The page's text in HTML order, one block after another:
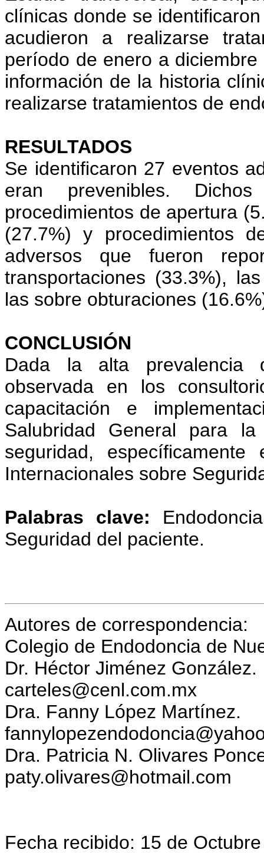
clínicas donde se
acudieron a realizarse
período de enero a
información de la historia
realizarse tratamientos de
RESULTADOS
Se identificaron 27 eventos
eran prevenibles.
procedimientos de apertura
(27.7%) y procedimientos
adversos que fueron
transportaciones (33.3%),
las sobre obturaciones
CONCLUSIÓN
Dada la alta prevalencia
observada en los
capacitación e
Salubridad General para
seguridad,
Internacionales sobre
Palabras clave:
Seguridad del paciente.
Autores de correspondencia:
Colegio de Endodoncia de
Dr. Héctor Jiménez González.
carteles@cenl.com.mx
Dra. Fanny López Martínez.
Dra. Patricia N. Olivares
paty.olivares@hotmail.com
Fecha recibido: 15 de